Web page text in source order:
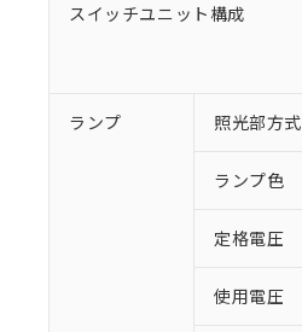
スイッチユニット構成
ランプ 照光部方式
ランプ色
定格電圧
使用電圧